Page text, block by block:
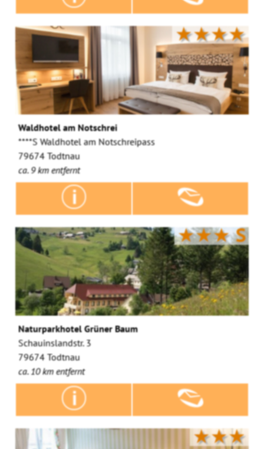
★★★★
Waldhotel am Notschrei
****S Waldhotel am Notschreipass
79674 Todtnau
ca. 9 km entfernt
★★★S
Naturparkhotel Grüner Baum
Schauinslandstr. 3
79674 Todtnau
ca. 10 km entfernt
★★★